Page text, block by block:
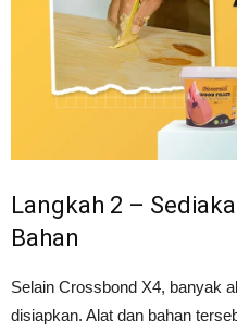
Langkah 2 –
Bahan
Selain Crossbond X4, banyak
disiapkan. Alat dan bahan